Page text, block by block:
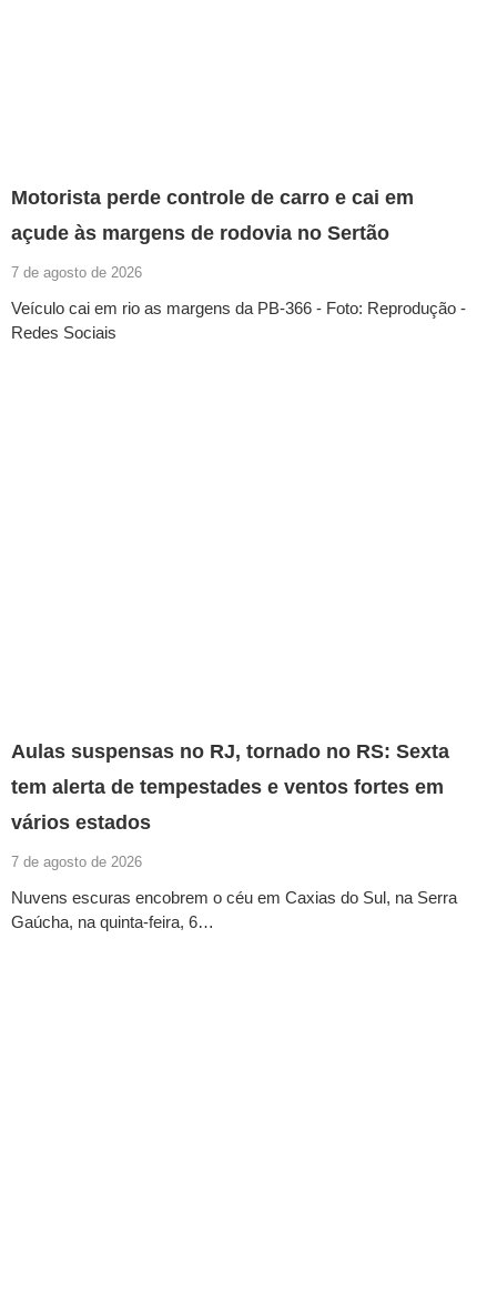
Motorista perde controle de carro e cai em
açude às margens de rodovia no Sertão
7 de agosto de 2026
Veículo cai em rio as margens da PB-366 - Foto: Reprodução -
Redes Sociais
Aulas suspensas no RJ, tornado no RS: Sexta
tem alerta de tempestades e ventos fortes em
vários estados
7 de agosto de 2026
Nuvens escuras encobrem o céu em Caxias do Sul, na Serra
Gaúcha, na quinta-feira, 6…